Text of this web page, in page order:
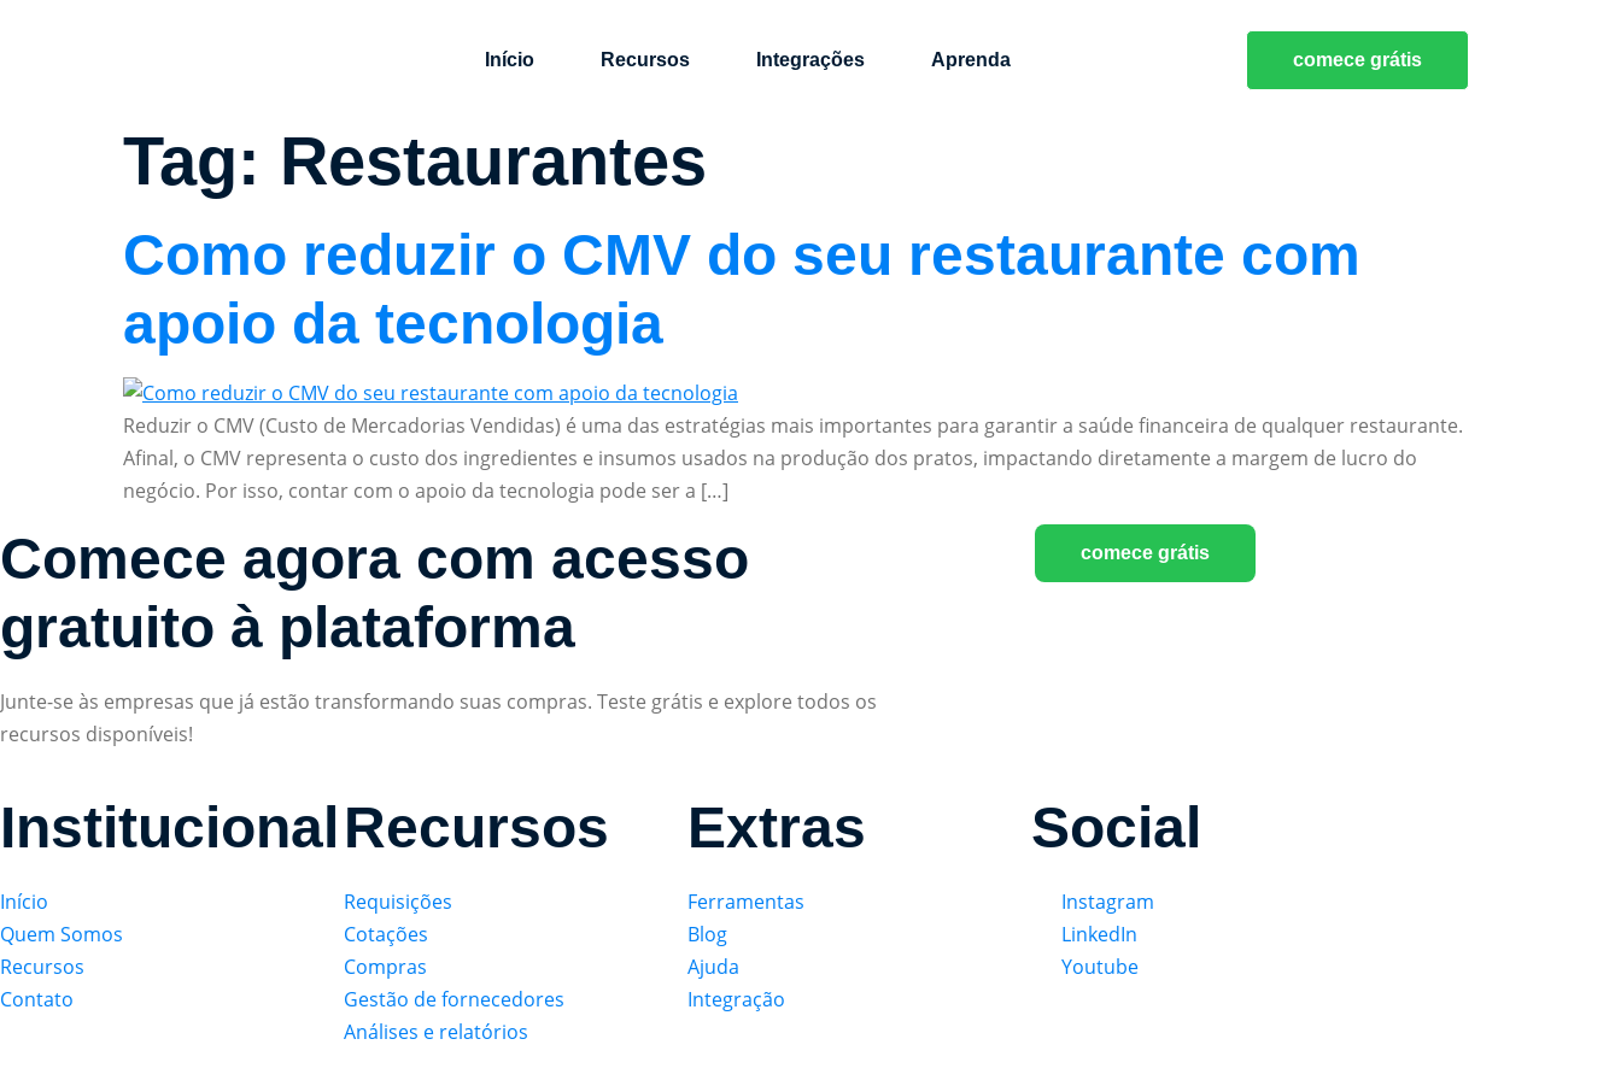
Início Recursos Integrações Aprenda comece grátis
Tag: Restaurantes
Como reduzir o CMV do seu restaurante com
apoio da tecnologia
Reduzir o CMV (Custo de Mercadorias Vendidas) é uma das estratégias mais importantes para garantir a saúde financeira de qualquer restaurante.
Afinal, o CMV representa o custo dos ingredientes e insumos usados na produção dos pratos, impactando diretamente a margem de lucro do
negócio. Por isso, contar com o apoio da tecnologia pode ser a […]
Comece agora com acesso
gratuito à plataforma
Junte-se às empresas que já estão transformando suas compras. Teste grátis e explore todos os
recursos disponíveis!
comece grátis
Institucional
Início
Quem Somos
Recursos
Contato
Recursos
Requisições
Cotações
Compras
Gestão de fornecedores
Análises e relatórios
Extras
Ferramentas
Blog
Ajuda
Integração
Social
Instagram
LinkedIn
Youtube